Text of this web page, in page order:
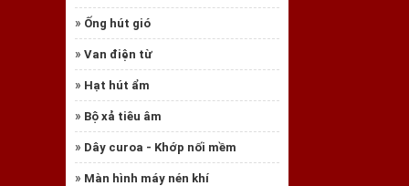
» Ống hút gió
» Van điện từ
» Hạt hút ẩm
» Bộ xả tiêu âm
» Dây curoa - Khớp nối mềm
» Màn hình máy nén khí